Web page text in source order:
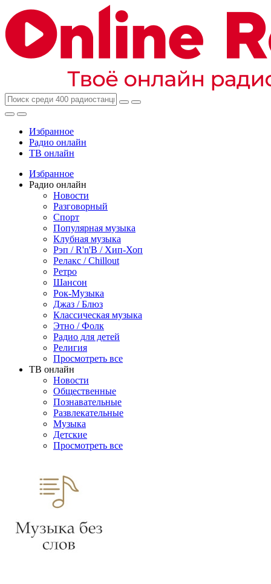
Избранное
Радио онлайн
ТВ онлайн
Избранное
Радио онлайн
Новости
Разговорный
Спорт
Популярная музыка
Клубная музыка
Рэп / R'n'B / Хип-Хоп
Релакс / Chillout
Ретро
Шансон
Рок-Музыка
Джаз / Блюз
Классическая музыка
Этно / Фолк
Радио для детей
Религия
Просмотреть все
ТВ онлайн
Новости
Общественные
Познавательные
Развлекательные
Музыка
Детские
Просмотреть все